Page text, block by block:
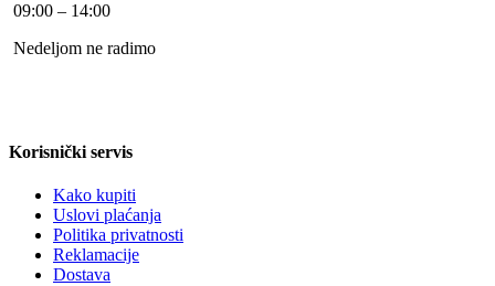
09:00 – 14:00
Nedeljom ne radimo
Korisnički servis
Kako kupiti
Uslovi plaćanja
Politika privatnosti
Reklamacije
Dostava